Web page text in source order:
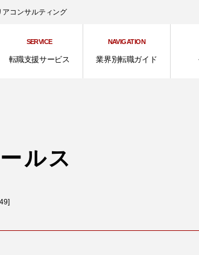
コンサルティング
SERVICE
転職支援サービス
NAVIGATION
業界別転職ガイド
ルス